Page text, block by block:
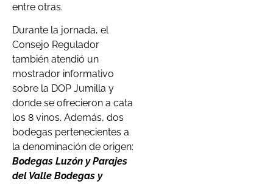
entre otras.
Durante la jornada, el
Consejo Regulador
también atendió un
mostrador informativo
sobre la DOP Jumilla y
donde se ofrecieron a cata
los 8 vinos. Además, dos
bodegas pertenecientes a
la denominación de origen:
Bodegas Luzón y Parajes
del Valle Bodegas y